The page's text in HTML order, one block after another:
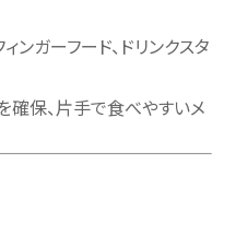
ンガーフード、ドリンクスタ
確保、片手で食べやすいメ